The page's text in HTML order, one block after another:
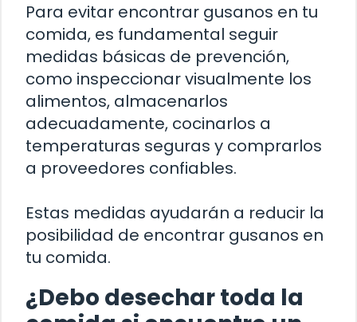
Para evitar encontrar gusanos en tu
comida, es fundamental seguir
medidas básicas de prevención,
como inspeccionar visualmente los
alimentos, almacenarlos
adecuadamente, cocinarlos a
temperaturas seguras y comprarlos
a proveedores confiables.
Estas medidas ayudarán a reducir la
posibilidad de encontrar gusanos en
tu comida.
¿Debo desechar toda la